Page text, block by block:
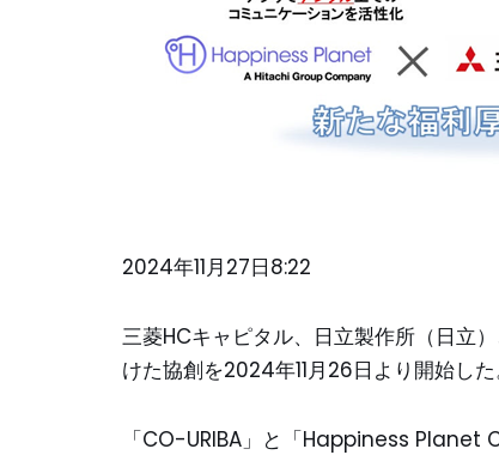
2024年11月27日8:22
三菱HCキャピタル、日立製作所（日立
けた協創を2024年11月26日より開始した
「CO-URIBA」と「Happiness Planet